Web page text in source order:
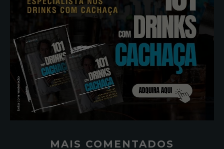
MAIS COMENTADOS